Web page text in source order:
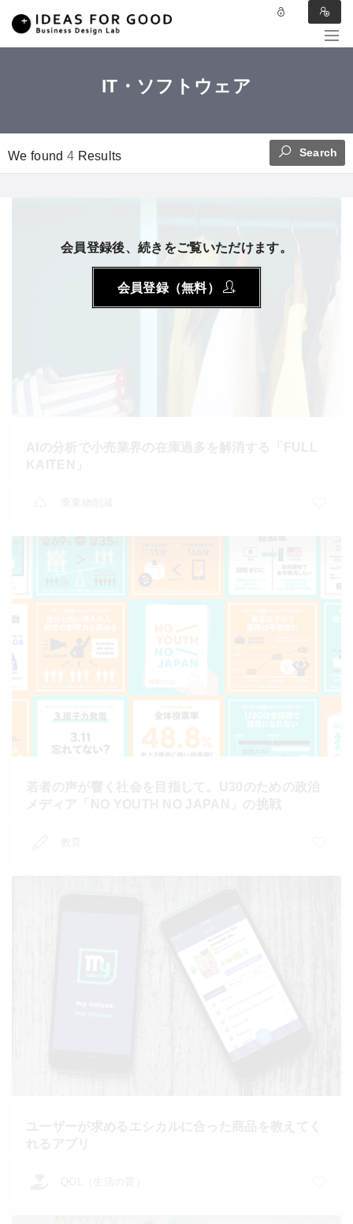
IT・ソフトウェア
We found 4 Results Search
会員登録後、続きをご覧いただけます。
会員登録（無料）